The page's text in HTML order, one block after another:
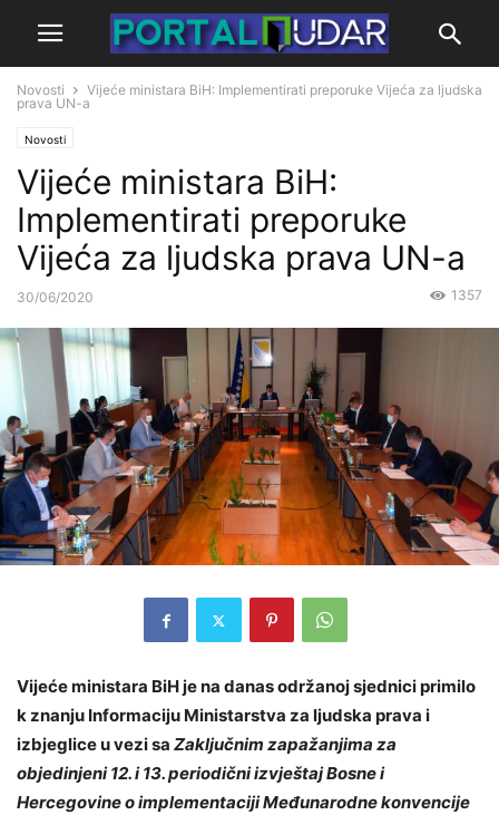
Novosti
Vijeće ministara BiH: Implementirati preporuke Vijeća za ljudska
prava UN-a
Novosti
Vijeće ministara BiH:
Implementirati preporuke
Vijeća za ljudska prava UN-a
30/06/2020 1357
Vijeće ministara BiH je na danas održanoj sjednici primilo
k znanju Informaciju Ministarstva za ljudska prava i
izbjeglice u vezi sa Zaključnim zapažanjima za
objedinjeni 12. i 13. periodični izvještaj Bosne i
Hercegovine o implementaciji Međunarodne konvencije